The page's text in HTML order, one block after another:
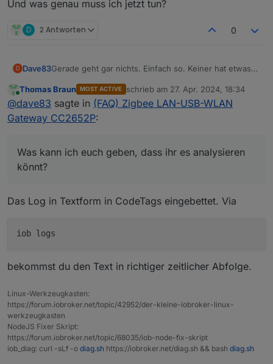
Und was genau muss ich jetzt tun?
D 2 Antworten 0
D Dave83Gerade geht gar nichts. Einfach so. Keiner hat etwas
Was kann ich euch geben, dass ihr es analysieren
könnt?
Und was genau muss ich jetzt tun?
Online
Thomas Braun MOST ACTIVE schrieb am 27. Apr. 2024, 18:34
zuletzt editiert von
@dave83 sagte in (FAQ) Zigbee LAN-USB-WLAN
Gateway CC2652P:
Was kann ich euch geben, dass ihr es analysieren
könnt?
Das Log in Textform in CodeTags eingebettet. Via
bekommst du den Text in richtiger zeitlicher Abfolge.
Linux-Werkzeugkasten:
https://forum.iobroker.net/topic/42952/der-kleine-iobroker-linux-
werkzeugkasten
NodeJS Fixer Skript:
https://forum.iobroker.net/topic/68035/iob-node-fix-skript
iob_diag: curl -sLf -o diag.sh https://iobroker.net/diag.sh && bash diag.sh